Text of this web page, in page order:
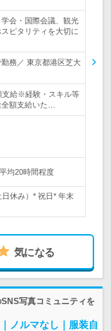
会・国際会議、観光
ピタリティを大切に
務／ 東京都港区芝大
支給※経験・スキル等
額支給いた…
均20時間程度
休み）* 祝日* 年末
気になる
写真コミュニティを
ノルマなし｜服装自